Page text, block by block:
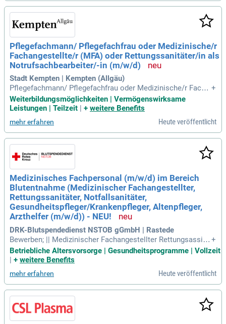
Pflegefachmann/ Pflegefachfrau oder Medizinische/r
Fachangestellte/r (MFA) oder Rettungssanitäter/in als
Notrufsachbearbeiter/-in (m/w/d)
Stadt Kempten | Kempten (Allgäu)
Pflegefachmann/ Pflegefachfrau oder Medizinische/r Facha
ngestellte/r (MFA) oder Rettungssanitäter/in als Notrufsach
bearbeiter/-in (m/w/d). in der Integrierten Leitstelle Allgäu
a TVöD bzw.
+
Weiterbildungsmöglichkeiten | Vermögenswirksame
Leistungen | Teilzeit
+ weitere Benefits
mehr erfahren Heute veröffentlicht
Medizinisches Fachpersonal (m/w/d) im Bereich
Blutentnahme (Medizinischer Fachangestellter,
Rettungssanitäter, Notfallsanitäter,
Gesundheitspfleger/Krankenpfleger, Altenpfleger,
Arzthelfer (m/w/d)) - NEU!
DRK-Blutspendedienst NSTOB gGmbH | Rastede
Bewerben; || Medizinischer Fachangestellter Rettungsassist
ent Rettungssanitäter Gesundheitspfleger Krankenpfleger Al
tenpfleger Arzthelfer Krankenschwester, Medizin, Pflege, Per
+
Betriebliche Altersvorsorge | Gesundheitsprogramme | Vollzeit
| + weitere Benefits
mehr erfahren Heute veröffentlicht